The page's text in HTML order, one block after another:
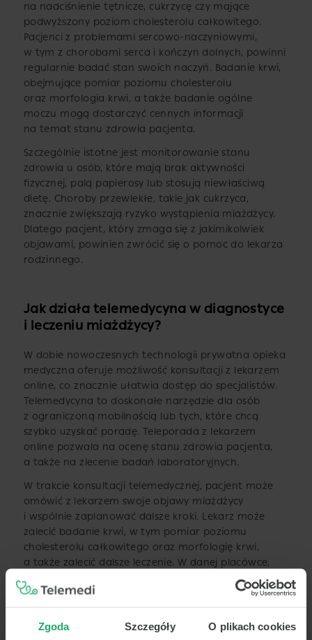
Zgoda Szczegóły O plikach cookies
na nadciśnienie tętnicze, cukrzycę czy mające
podwyższony poziom cholesterolu całkowitego.
Pacjenci z problemami sercowo-naczyniowymi,
w tym z chorobami serca i kończyn dolnych, powinni
regularnie badać stan swoich naczyń. Badanie krwi,
obejmujące pomiar poziomu cholesterolu
oraz morfologia krwi, a także badanie ogólne
moczu mogą dostarczyć cennych informacji
na temat stanu zdrowia pacjenta.
Szczególnie istotne jest monitorowanie stanu
zdrowia u osób, które mają brak aktywności
fizycznej, palą papierosy lub stosują niewłaściwą
dietę. Choroby przewlekłe, takie jak cukrzyca,
znacznie zwiększają ryzyko wystąpienia miażdżycy.
Dlatego pacjent, który zmaga się z jakimikolwiek
objawami, powinien zwrócić się o pomoc do lekarza
rodzinnego.
Jak działa telemedycyna w diagnostyce
i leczeniu miażdżycy?
W dobie nowoczesnych technologii prywatna opieka
medyczna oferuje możliwość konsultacji z lekarzem
online, co znacznie ułatwia dostęp do specjalistów.
Telemedycyna to doskonałe narzędzie dla osób
z ograniczoną mobilnością lub tych, które chcą
szybko uzyskać poradę. Teleporada z lekarzem
online pozwala na ocenę stanu zdrowia pacjenta,
a także na zlecenie badań laboratoryjnych.
W trakcie konsultacji telemedycznej, pacjent może
omówić z lekarzem swoje objawy miażdżycy
i wspólnie zaplanować dalsze kroki. Lekarz może
zalecić badanie krwi, w tym pomiar poziomu
cholesterolu całkowitego oraz morfologię krwi,
a także zalecić dalsze leczenie. W danej placówce,
do której pacjent zostanie skierowany, istnieje
możliwość wykonania badań diagnostycznych,
W dzisiejszych czasach telemedycyna znajduje